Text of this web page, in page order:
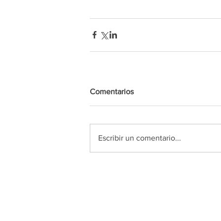
Comentarios
Escribir un comentario...